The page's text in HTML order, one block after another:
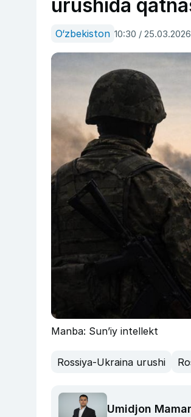
urushida
O‘zbekiston 10:30 / 25.03.2026
Manba: Sun’iy intellekt
Rossiya-Ukraina urushi
Umidjon